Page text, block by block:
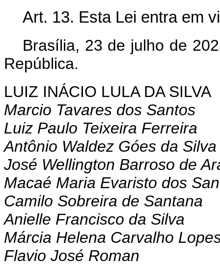
Art. 13. Esta Lei entra em
Brasília, 23 de julho de
República.
LUIZ INÁCIO LULA DA SILVA
Marcio Tavares dos Santos
Luiz Paulo Teixeira Ferreira
Antônio Waldez Góes da Silva
José Wellington Barroso de
Macaé Maria Evaristo dos
Camilo Sobreira de Santana
Anielle Francisco da Silva
Márcia Helena Carvalho
Flavio José Roman